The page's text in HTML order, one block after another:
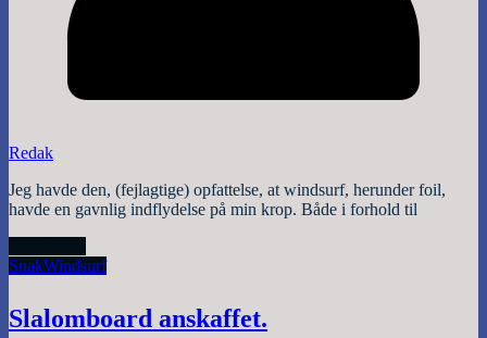
Redak
Jeg havde den, (fejlagtige) opfattelse, at windsurf, herunder foil,
havde en gavnlig indflydelse på min krop. Både i forhold til
SnakWindsurf
Slalomboard anskaffet.